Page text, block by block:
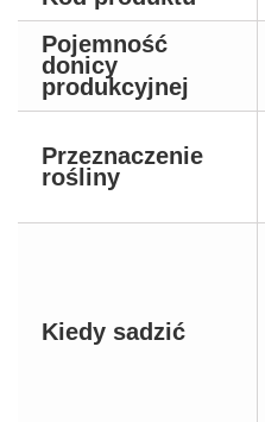
Pojemność
donicy
produkcyjnej
Przeznaczenie
rośliny
Kiedy sadzić